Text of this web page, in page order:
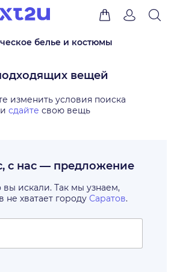
белье и костюмы
вещей
изменить условия поиска
сдайте свою вещь
с нас — предложение
искали. Так мы узнаем,
не хватает городу Саратов.